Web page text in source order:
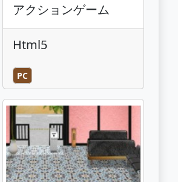
アクションゲーム
Html5
PC